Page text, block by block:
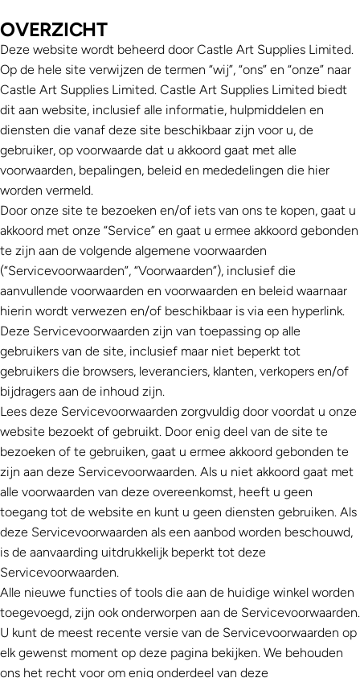
OVERZICHT
Deze website wordt beheerd door Castle Art Supplies Limited.
Op de hele site verwijzen de termen “wij”, “ons” en “onze” naar
Castle Art Supplies Limited. Castle Art Supplies Limited biedt
dit aan website, inclusief alle informatie, hulpmiddelen en
diensten die vanaf deze site beschikbaar zijn voor u, de
gebruiker, op voorwaarde dat u akkoord gaat met alle
voorwaarden, bepalingen, beleid en mededelingen die hier
worden vermeld.
Door onze site te bezoeken en/of iets van ons te kopen, gaat u
akkoord met onze “Service” en gaat u ermee akkoord gebonden
te zijn aan de volgende algemene voorwaarden
(“Servicevoorwaarden”, “Voorwaarden”), inclusief die
aanvullende voorwaarden en voorwaarden en beleid waarnaar
hierin wordt verwezen en/of beschikbaar is via een hyperlink.
Deze Servicevoorwaarden zijn van toepassing op alle
gebruikers van de site, inclusief maar niet beperkt tot
gebruikers die browsers, leveranciers, klanten, verkopers en/of
bijdragers aan de inhoud zijn.
Lees deze Servicevoorwaarden zorgvuldig door voordat u onze
website bezoekt of gebruikt. Door enig deel van de site te
bezoeken of te gebruiken, gaat u ermee akkoord gebonden te
zijn aan deze Servicevoorwaarden. Als u niet akkoord gaat met
alle voorwaarden van deze overeenkomst, heeft u geen
toegang tot de website en kunt u geen diensten gebruiken. Als
deze Servicevoorwaarden als een aanbod worden beschouwd,
is de aanvaarding uitdrukkelijk beperkt tot deze
Servicevoorwaarden.
Alle nieuwe functies of tools die aan de huidige winkel worden
toegevoegd, zijn ook onderworpen aan de Servicevoorwaarden.
U kunt de meest recente versie van de Servicevoorwaarden op
elk gewenst moment op deze pagina bekijken. We behouden
ons het recht voor om enig onderdeel van deze